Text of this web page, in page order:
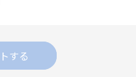
する